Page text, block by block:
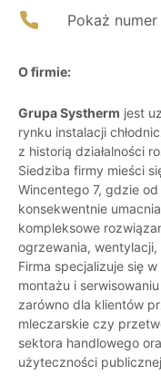
Pokaż
O firmie:
Grupa Systherm jest
rynku instalacji
z historią działalności
Siedziba firmy mieści
Wincentego 7, gdzie
konsekwentnie
kompleksowe
ogrzewania,
Firma specjalizuje się
montażu i
zarówno dla klientów
mleczarskie czy
sektora handlowego
użyteczności